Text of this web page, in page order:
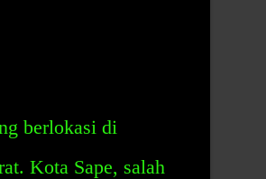
berlokasi di
Kota Sape, salah